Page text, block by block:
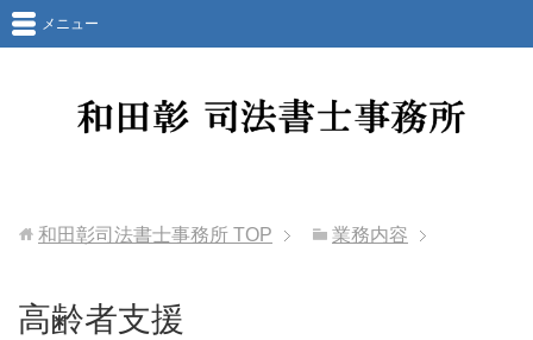
メニュー
和田彰司法書士事務所 TOP 業務内容
高齢者支援